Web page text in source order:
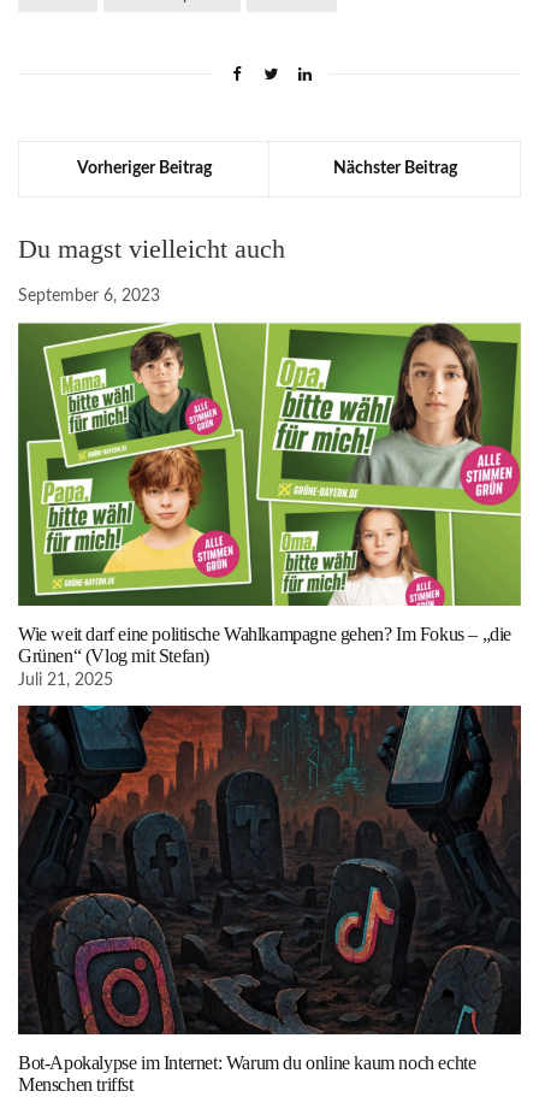
Vorheriger Beitrag Nächster Beitrag
Du magst vielleicht auch
September 6, 2023
Wie weit darf eine politische Wahlkampagne gehen? Im Fokus – „die
Grünen“ (Vlog mit Stefan)
Juli 21, 2025
Bot-Apokalypse im Internet: Warum du online kaum noch echte
Menschen triffst